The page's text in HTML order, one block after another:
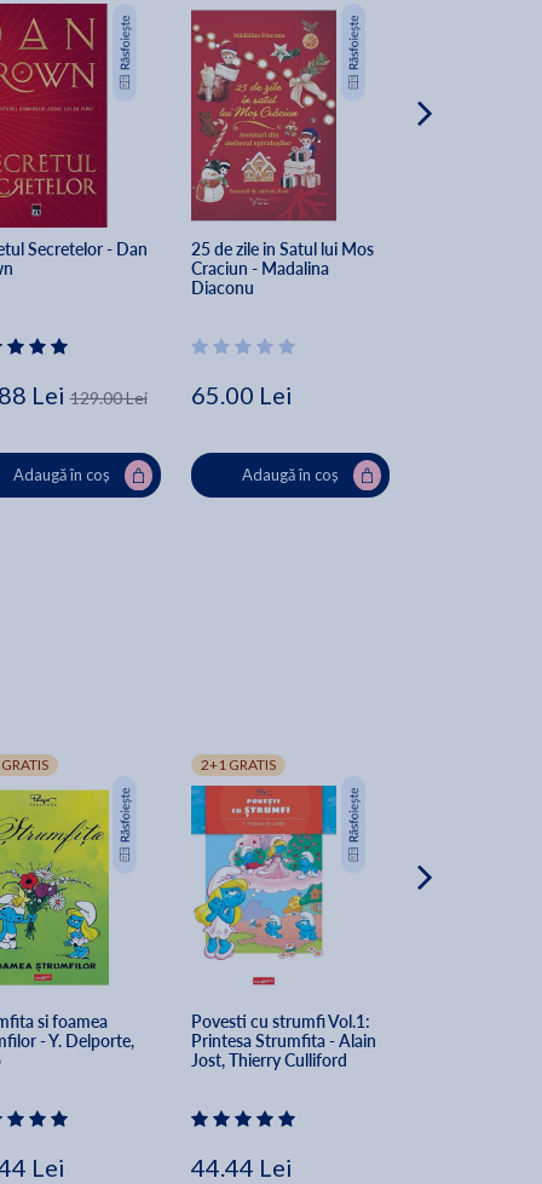
Secretelor - Dan
Lei 129.00 Lei
Adaugă în coș
25 de zile in Satul lui Mos
Craciun - Madalina
Diaconu
65.00 Lei
Adaugă în coș
si foamea
- Y. Delporte,
Lei
2+1 GRATIS
Povesti cu strumfi Vol.1:
Printesa Strumfita - Alain
Jost, Thierry Culliford
44.44 Lei